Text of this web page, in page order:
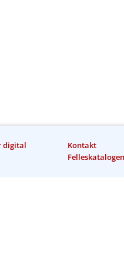
digital
Kontakt
Felleskatalogen